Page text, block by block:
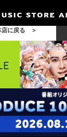
店に戻る ＞